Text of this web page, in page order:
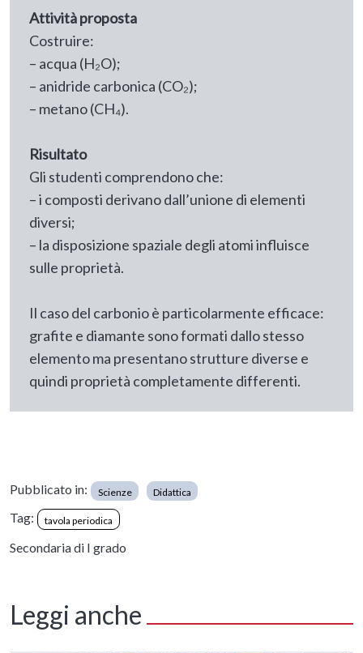
Attività proposta
Costruire:
– acqua (H₂O);
– anidride carbonica (CO₂);
– metano (CH₄).
Risultato
Gli studenti comprendono che:
– i composti derivano dall’unione di elementi
diversi;
– la disposizione spaziale degli atomi influisce
sulle proprietà.
Il caso del carbonio è particolarmente efficace:
grafite e diamante sono formati dallo stesso
elemento ma presentano strutture diverse e
quindi proprietà completamente differenti.
Pubblicato in: Scienze Didattica
Tag: tavola periodica
Secondaria di I grado
Leggi anche